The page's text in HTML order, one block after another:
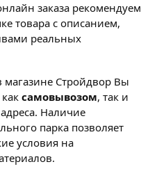
заказа рекомендуем
товара с описанием,
реальных
магазине Стройдвор Вы
самовывозом, так и
Наличие
парка позволяет
условия на